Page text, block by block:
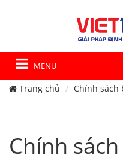
MENU
Trang chủ Chính sách
Chính